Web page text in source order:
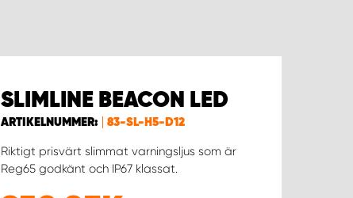
SLIMLINE BEACON LED
ARTIKELNUMMER: 83-SL-H5-D12
Riktigt prisvärt slimmat varningsljus som är
Reg65 godkänt och IP67 klassat.